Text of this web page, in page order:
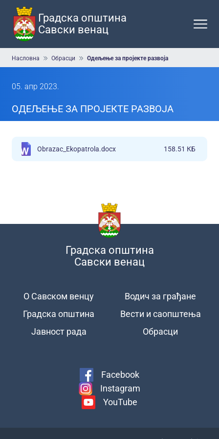
Прескочи
главни
садржаја
Градска општина
Савски венац
Мрвице
Насловна Обрасци Одељење за пројекте развоја
05. апр 2023.
ОДЕЉЕЊЕ ЗА ПРОЈЕКТЕ РАЗВОЈА
Obrazac_Ekopatrola.docx 158.51 КБ
Градска општина
Савски венац
Подножје
О Савском венцу
Градска општина
Јавност рада
Водич за грађане
Вести и саопштења
Обрасци
Facebook
Instagram
YouTube